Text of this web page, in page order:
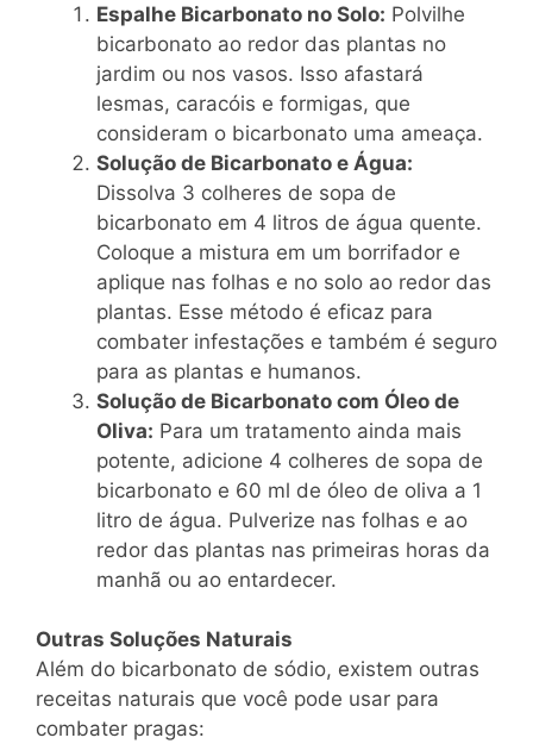
Espalhe Bicarbonato no Solo: Polvilhe
bicarbonato ao redor das plantas no
jardim ou nos vasos. Isso afastará
lesmas, caracóis e formigas, que
consideram o bicarbonato uma ameaça.
Solução de Bicarbonato e Água:
Dissolva 3 colheres de sopa de
bicarbonato em 4 litros de água quente.
Coloque a mistura em um borrifador e
aplique nas folhas e no solo ao redor das
plantas. Esse método é eficaz para
combater infestações e também é seguro
para as plantas e humanos.
Solução de Bicarbonato com Óleo de
Oliva: Para um tratamento ainda mais
potente, adicione 4 colheres de sopa de
bicarbonato e 60 ml de óleo de oliva a 1
litro de água. Pulverize nas folhas e ao
redor das plantas nas primeiras horas da
manhã ou ao entardecer.
Outras Soluções Naturais
Além do bicarbonato de sódio, existem outras
receitas naturais que você pode usar para
combater pragas: